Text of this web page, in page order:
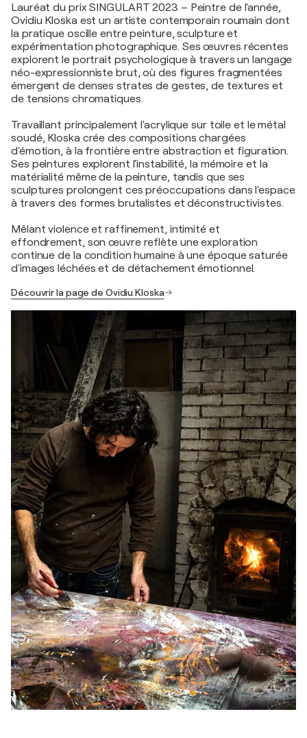
Lauréat du prix SINGULART 2023 – Peintre de l'année,
Ovidiu Kloska est un artiste contemporain roumain dont
la pratique oscille entre peinture, sculpture et
expérimentation photographique. Ses œuvres récentes
explorent le portrait psychologique à travers un langage
néo-expressionniste brut, où des figures fragmentées
émergent de denses strates de gestes, de textures et
de tensions chromatiques.
Travaillant principalement l'acrylique sur toile et le métal
soudé, Kloska crée des compositions chargées
d'émotion, à la frontière entre abstraction et figuration.
Ses peintures explorent l'instabilité, la mémoire et la
matérialité même de la peinture, tandis que ses
sculptures prolongent ces préoccupations dans l'espace
à travers des formes brutalistes et déconstructivistes.
Mêlant violence et raffinement, intimité et
effondrement, son œuvre reflète une exploration
continue de la condition humaine à une époque saturée
d'images léchées et de détachement émotionnel.
Découvrir la page de Ovidiu Kloska